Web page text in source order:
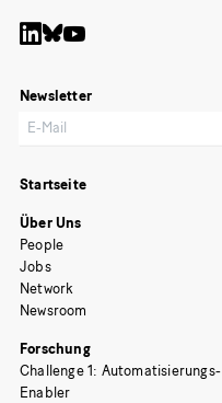
Newsletter
Startseite
Über Uns
People
Jobs
Network
Newsroom
Forschung
Challenge 1: Automatisierungs-
Enabler